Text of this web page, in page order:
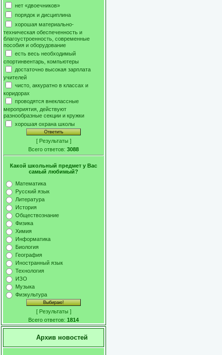
нет «двоечников»
порядок и дисциплина
хорошая материально-
техническая обеспеченность и
благоустроенность, современные
пособия и оборудование
есть весь необходимый
спортинвентарь, компьютеры
достаточно высокая зарплата
учителей
чисто, аккуратно в классах и
коридорах
проводятся внеклассные
мероприятия, действуют
разнообразные секции и кружки
хорошая охрана школы
[ Результаты ]
Всего ответов: 3088
Какой школьный предмет у Вас
самый любимый?
Математика
Русский язык
Литература
История
Обществознание
Физика
Химия
Информатика
Биология
География
Иностранный язык
Технология
ИЗО
Музыка
Физкультура
[ Результаты ]
Всего ответов: 1814
Архив новостей